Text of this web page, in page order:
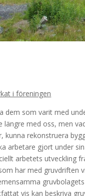
i föreningen
dem som varit med
längre med oss, men
kunna rekonstruera
arbetare gjort under
arbetets utveckling
har med gruvdriften
vis kan beskriva